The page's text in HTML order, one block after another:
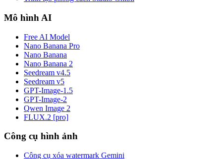
Mô hình AI
Free AI Model
Nano Banana Pro
Nano Banana
Nano Banana 2
Seedream v4.5
Seedream v5
GPT-Image-1.5
GPT-Image-2
Qwen Image 2
FLUX.2 [pro]
Công cụ hình ảnh
Công cụ xóa watermark Gemini